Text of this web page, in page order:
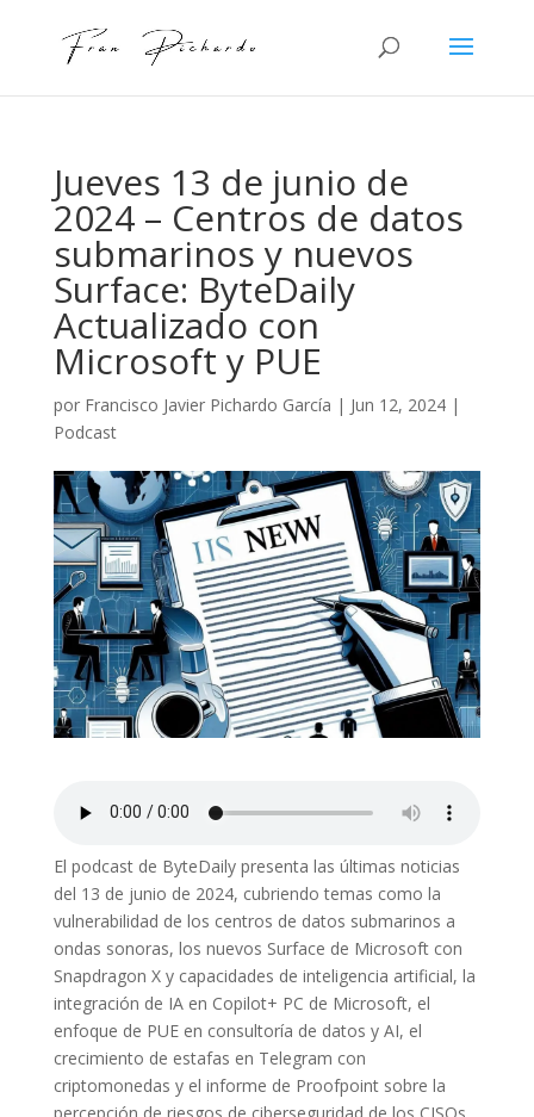
Jueves 13 de junio de
2024 – Centros de datos
submarinos y nuevos
Surface: ByteDaily
Actualizado con
Microsoft y PUE
por Francisco Javier Pichardo García | Jun 12, 2024|
Podcast
El podcast de ByteDaily presenta las últimas noticias
del 13 de junio de 2024, cubriendo temas como la
vulnerabilidad de los centros de datos submarinos a
ondas sonoras, los nuevos Surface de Microsoft con
Snapdragon X y capacidades de inteligencia artificial, la
integración de IA en Copilot+ PC de Microsoft, el
enfoque de PUE en consultoría de datos y AI, el
crecimiento de estafas en Telegram con
criptomonedas y el informe de Proofpoint sobre la